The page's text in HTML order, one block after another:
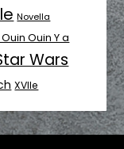
Novella
Ouin Y a
Wars
XVIIe